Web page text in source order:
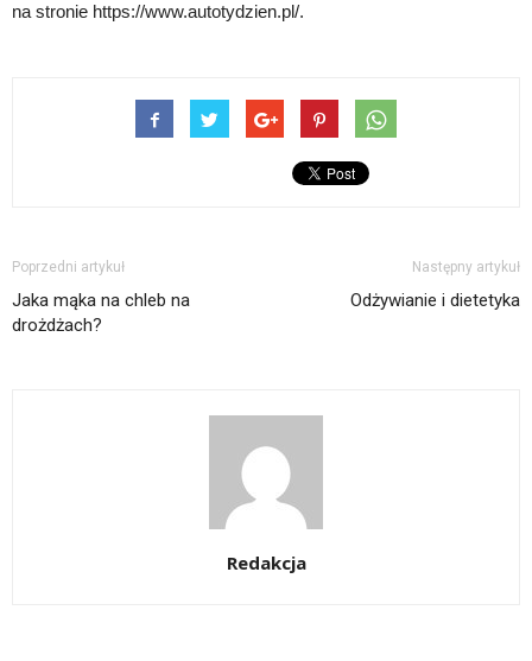
na stronie https://www.autotydzien.pl/.
Poprzedni artykuł
Jaka mąka na chleb na
drożdżach?
Następny artykuł
Odżywianie i dietetyka
Redakcja